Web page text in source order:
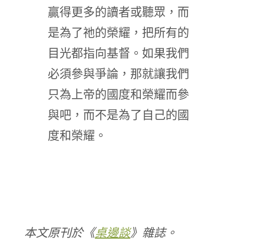
贏得更多的讀者或聽眾，而
是為了祂的榮耀，把所有的
目光都指向基督。如果我們
必須參與爭論，那就讓我們
只為上帝的國度和榮耀而參
與吧，而不是為了自己的國
度和榮耀。
本文原刊於《桌邊談》雜誌。